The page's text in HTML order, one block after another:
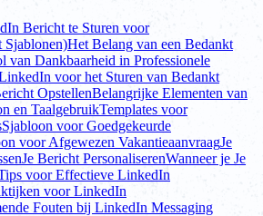
Bericht te Sturen voor
Sjablonen)Het Belang van een Bedankt
van Dankbaarheid in Professionele
voor het Sturen van Bedankt
OpstellenBelangrijke Elementen van
en TaalgebruikTemplates voor
Sjabloon voor Goedgekeurde
voor Afgewezen VakantieaanvraagJe
Je Bericht PersonaliserenWanneer je Je
voor Effectieve LinkedIn
voor LinkedIn
Fouten bij LinkedIn Messaging